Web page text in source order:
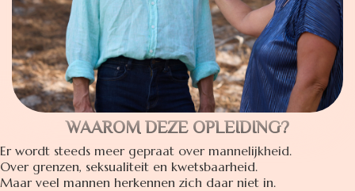
WAAROM DEZE OPLEIDING?
Er wordt steeds meer gepraat over mannelijkheid.
Over grenzen, seksualiteit en kwetsbaarheid.
Maar veel mannen herkennen zich daar niet in.